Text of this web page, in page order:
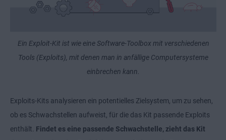
Ein Exploit-Kit ist wie eine Software-Toolbox mit verschiedenen
Tools (Exploits), mit denen man in anfällige Computersysteme
einbrechen kann.
Exploits-Kits analysieren ein potentielles Zielsystem, um zu sehen,
ob es Schwachstellen aufweist, für die das Kit passende Exploits
enthält. Findet es eine passende Schwachstelle, zieht das Kit